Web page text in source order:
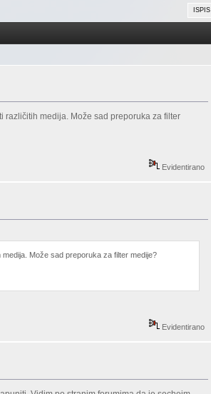
ISPIS
različitih medija. Može sad preporuka za filter
Evidentirano
Može sad preporuka za filter medije?
Evidentirano